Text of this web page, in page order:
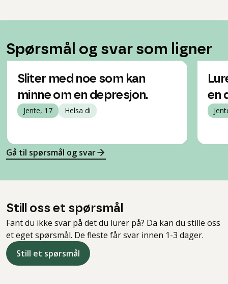
Spørsmål og svar som ligner
Sliter med noe som kan
minne om en depresjon.
Jente, 17 Helsa di
en
Gå til spørsmål og svar
Still oss et spørsmål
Fant du ikke svar på det du lurer på? Da kan du stille oss
et eget spørsmål. De fleste får svar innen 1-3 dager.
Still et spørsmål